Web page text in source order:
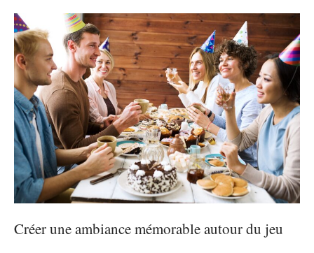
Créer une ambiance mémorable autour du jeu